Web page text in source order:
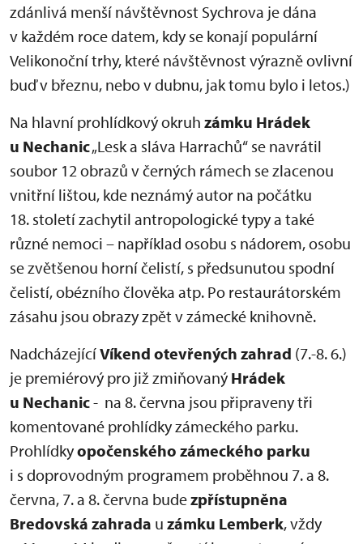
zdánlivá menší návštěvnost Sychrova je dána
v každém roce datem, kdy se konají populární
Velikonoční trhy, které návštěvnost výrazně ovlivní
buď v březnu, nebo v dubnu, jak tomu bylo i letos.)
Na hlavní prohlídkový okruh zámku Hrádek
u Nechanic„Lesk a sláva Harrachů“ se navrátil
soubor 12 obrazů v černých rámech se zlacenou
vnitřní lištou, kde neznámý autor na počátku
18. století zachytil antropologické typy a také
různé nemoci – například osobu s nádorem, osobu
se zvětšenou horní čelistí, s předsunutou spodní
čelistí, obézního člověka atp. Po restaurátorském
zásahu jsou obrazy zpět v zámecké knihovně.
NadcházejícíVíkend otevřených zahrad (7.-8. 6.)
je premiérový pro již zmiňovaný Hrádek
u Nechanic- na 8. června jsou připraveny tři
komentované prohlídky zámeckého parku.
Prohlídkyopočenského zámeckého parku
i s doprovodným programem proběhnou 7. a 8.
června, 7. a 8. června budezpřístupněna
Bredovská zahrada u zámku Lemberk, vždy